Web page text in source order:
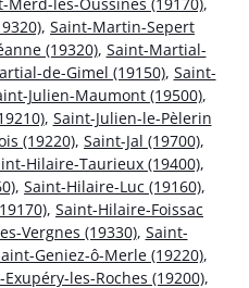
, Saint-Martin-Sepert
(19320), Saint-Martial-
de-Gimel (19150), Saint-
Julien-Maumont (19500),
, Saint-Julien-le-Pèlerin
(19220), Saint-Jal (19700),
Hilaire-Taurieux (19400),
, Saint-Hilaire-Luc (19160),
, Saint-Hilaire-Foissac
Vergnes (19330), Saint-
Geniez-ô-Merle (19220),
Exupéry-les-Roches (19200),